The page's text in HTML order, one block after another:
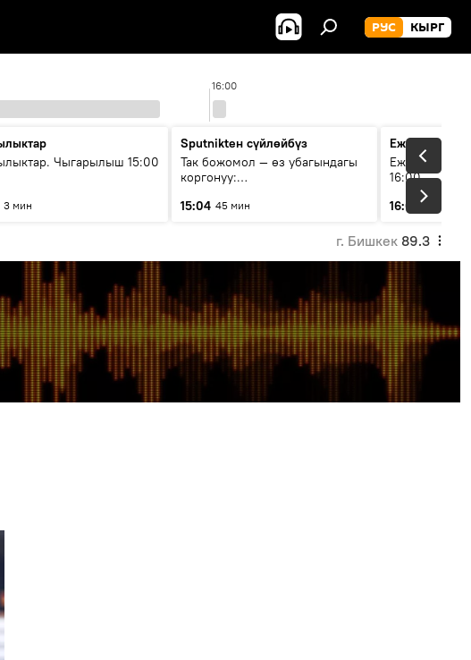
РУС КЫРГ
16:00
Чыгарылыш 15:00
3 мин
Sputnikteн сүйлөйбүз
Так божомол — өз убагындагы
коргонуу:
кантип өркүндөтүлүүдө
15:04 45 мин
Ежедневные
Ежедневные
16:00
16:01
3 мин
г. Бишкек 89.3